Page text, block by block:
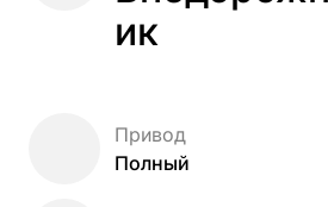
ик
Привод
Полный